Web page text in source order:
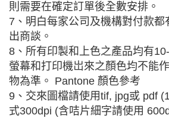
則需要在確定訂單後全數安排。
7、明白每家公司及機構對付款都
出商談。
8、所有印製和上色之產品均有
螢幕和打印機岀來之顏色均不能
物為準。 Pantone 顏色參考
9、交來圖檔請使用tif, jpg或 pdf
式300dpi (含咭片細字請使用